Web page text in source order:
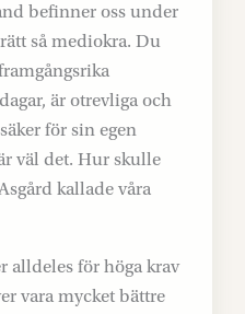
befinner oss under
så mediokra. Du
är otrevliga och
för sin egen
väl det. Hur skulle
kallade våra
alldeles för höga krav
vara mycket bättre